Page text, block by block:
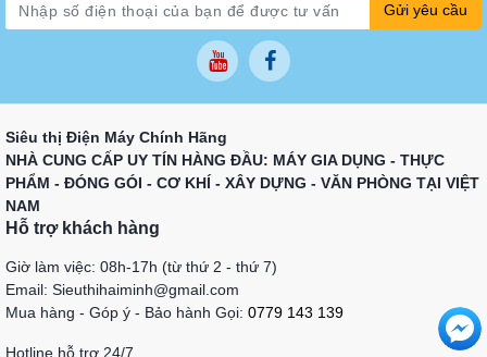
Gửi yêu cầu
Siêu thị Điện Máy Chính Hãng
NHÀ CUNG CẤP UY TÍN HÀNG ĐẦU: MÁY GIA DỤNG - THỰC
PHẨM - ĐÓNG GÓI - CƠ KHÍ - XÂY DỰNG - VĂN PHÒNG TẠI VIỆT
NAM
Hỗ trợ khách hàng
Giờ làm việc: 08h-17h (từ thứ 2 - thứ 7)
Email: Sieuthihaiminh@gmail.com
Mua hàng - Góp ý - Bảo hành Gọi: 0779 143 139
Hotline hỗ trợ 24/7